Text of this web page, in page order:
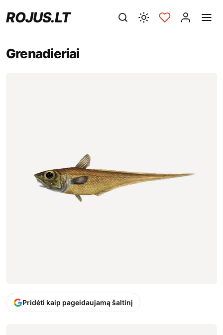
ROJUS.LT
Grenadieriai
Pridėti kaip pageidaujamą šaltinį